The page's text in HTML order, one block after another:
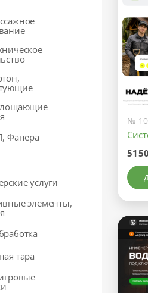
Фанера
услуги
элементы,
тара
№